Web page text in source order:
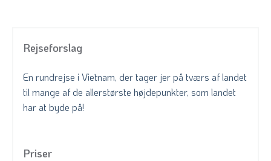
Rejseforslag
En rundrejse i Vietnam, der tager jer på tværs af landet
til mange af de allerstørste højdepunkter, som landet
har at byde på!
Priser